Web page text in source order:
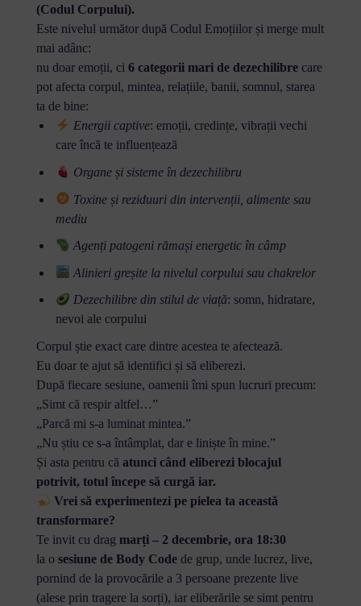
(Codul Corpului).
Este nivelul următor după Codul Emoțiilor și merge mult
mai adânc:
nu doar emoții, ci 6 categorii mari de dezechilibrecare
pot afecta corpul, mintea, relațiile, banii, somnul, starea
ta de bine:
Energii captive: emoții, credințe, vibrații vechi
care încă te influențează
Organe și sisteme în dezechilibru
Toxine și reziduuri din intervenții, alimente sau
mediu
Agenți patogeni rămași energetic în câmp
Alinieri greșite la nivelul corpului sau chakrelor
Dezechilibre din stilul de viață: somn, hidratare,
nevoi ale corpului
Corpul știe exact care dintre acestea te afectează.
Eu doar te ajut să identifici și să eliberezi.
După fiecare sesiune, oamenii îmi spun lucruri precum:
„Simt că respir altfel…”
„Parcă mi s-a luminat mintea.”
„Nu știu ce s-a întâmplat, dar e liniște în mine.”
Și asta pentru că atunci când eliberezi blocajul
potrivit, totul începe să curgă iar.
Vrei să experimentezi pe pielea ta această
transformare?
Te invit cu drag marți – 2 decembrie, ora 18:30
la o sesiune de Body Code de grup, unde lucrez, live,
pornind de la provocările a 3 persoane prezente live
(alese prin tragere la sorți), iar eliberările se simt pentru